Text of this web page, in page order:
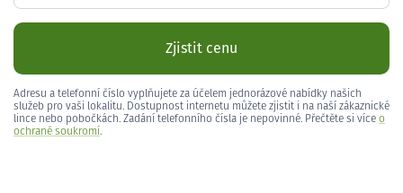
Zjistit cenu
Adresu a telefonní číslo vyplňujete za účelem jednorázové nabídky našich
služeb pro vaši lokalitu. Dostupnost internetu můžete zjistit i na naší zákaznické
lince nebo pobočkách. Zadání telefonního čísla je nepovinné. Přečtěte si více o
ochraně soukromí.